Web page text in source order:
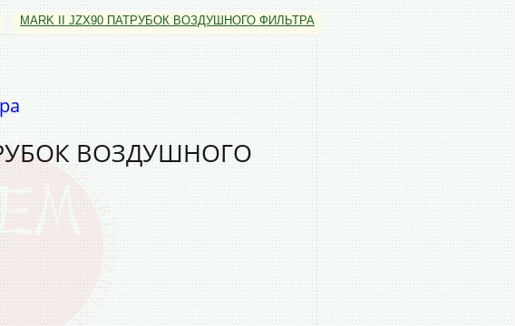
MARK II JZX90 ПАТРУБОК ВОЗДУШНОГО ФИЛЬТРА
ВОЗДУШНОГО